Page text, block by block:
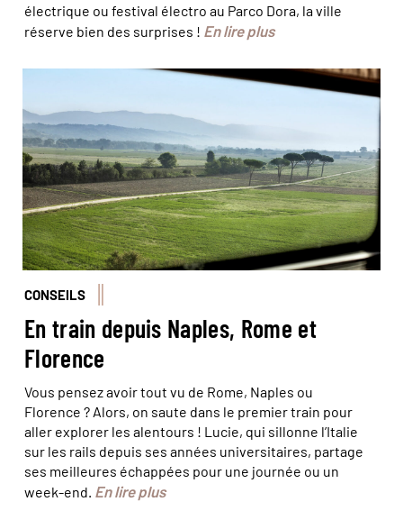
électrique ou festival électro au Parco Dora, la ville
réserve bien des surprises ! En lire plus
© Marta Nascimento/Réa
CONSEILS
En train depuis Naples, Rome et
Florence
Vous pensez avoir tout vu de Rome, Naples ou
Florence ? Alors, on saute dans le premier train pour
aller explorer les alentours ! Lucie, qui sillonne l’Italie
sur les rails depuis ses années universitaires, partage
ses meilleures échappées pour une journée ou un
week-end. En lire plus